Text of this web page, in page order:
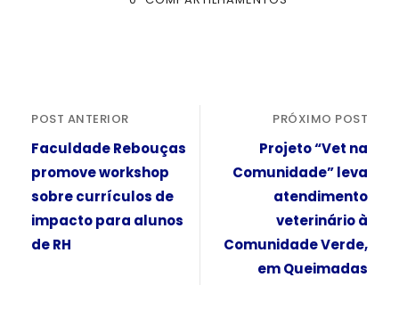
POST ANTERIOR
Faculdade Rebouças
promove workshop
sobre currículos de
impacto para alunos
de RH
PRÓXIMO POST
Projeto “Vet na
Comunidade” leva
atendimento
veterinário à
Comunidade Verde,
em Queimadas